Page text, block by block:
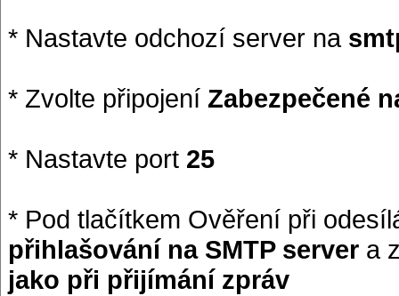
* Nastavte odchozí server na
* Zvolte připojení Zabezpečené
* Nastavte port 25
* Pod tlačítkem Ověření při
přihlašování na SMTP server a
jako při přijímání zpráv